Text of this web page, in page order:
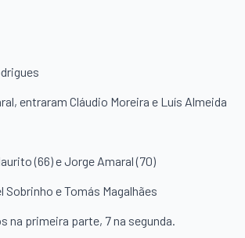
entraram Cláudio Moreira e Luís Almeida
(66) e Jorge Amaral (70)
Sobrinho e Tomás Magalhães
na primeira parte, 7 na segunda.